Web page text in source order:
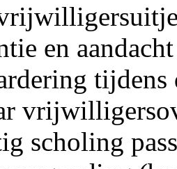
en
tijdens
scholing